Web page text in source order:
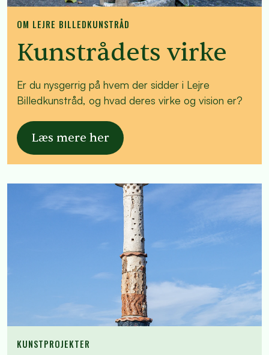
OM LEJRE BILLEDKUNSTRÅD
Kunstrådets virke
Er du nysgerrig på hvem der sidder i Lejre
Billedkunstråd, og hvad deres virke og vision er?
Læs mere her
KUNSTPROJEKTER